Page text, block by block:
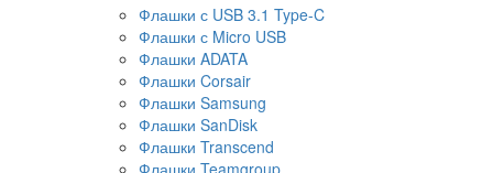
Флашки с USB 3.1 Type-C
Флашки с Micro USB
Флашки ADATA
Флашки Corsair
Флашки Samsung
Флашки SanDisk
Флашки Transcend
Флашки Teamgroup